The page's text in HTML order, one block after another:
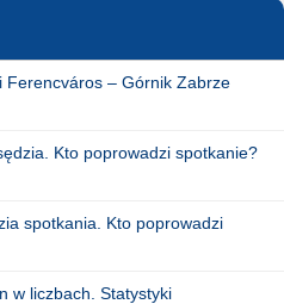
Ferencváros – Górnik Zabrze
Kto poprowadzi spotkanie?
spotkania. Kto poprowadzi
w liczbach. Statystyki